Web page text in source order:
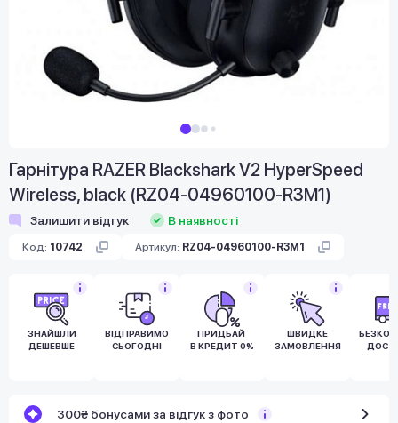
Гарнітура RAZER Blackshark V2 HyperSpeed
Wireless, black (RZ04-04960100-R3M1)
Залишити відгук В наявності
Код: 10742 Артикул: RZ04-04960100-R3M1
ЗНАЙШЛИ
ДЕШЕВШЕ
ВІДПРАВИМО
СЬОГОДНІ
ПРИДБАЙ
В КРЕДИТ 0%
ШВИДКЕ
ЗАМОВЛЕННЯ
300₴ бонусами за відгук з фото